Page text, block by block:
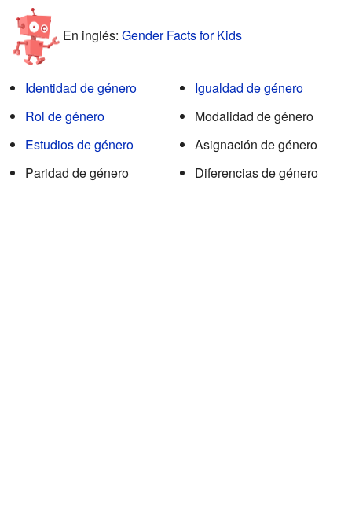
En inglés: Gender Facts for Kids
Identidad de género
Rol de género
Estudios de género
Paridad de género
Igualdad de género
Modalidad de género
Asignación de género
Diferencias de género